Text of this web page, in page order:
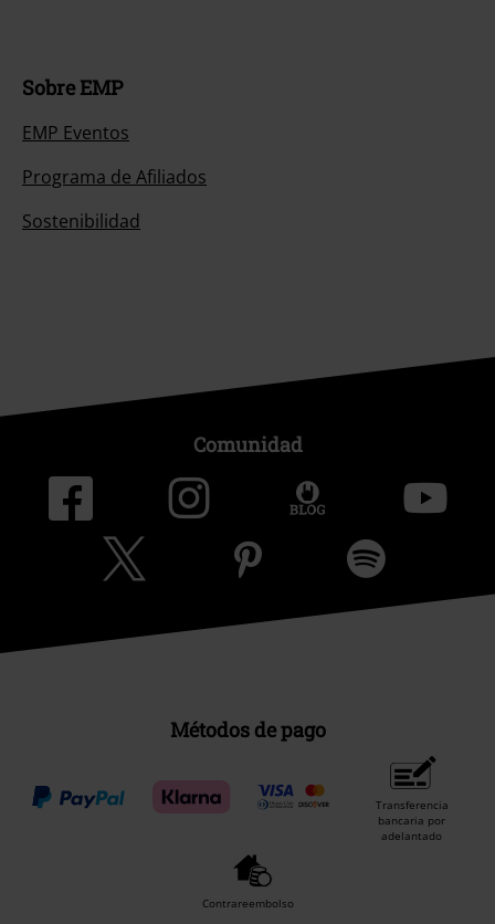
Sobre EMP
EMP Eventos
Programa de Afiliados
Sostenibilidad
Comunidad
Métodos de pago
Transferencia
bancaria por
adelantado
Contrareembolso